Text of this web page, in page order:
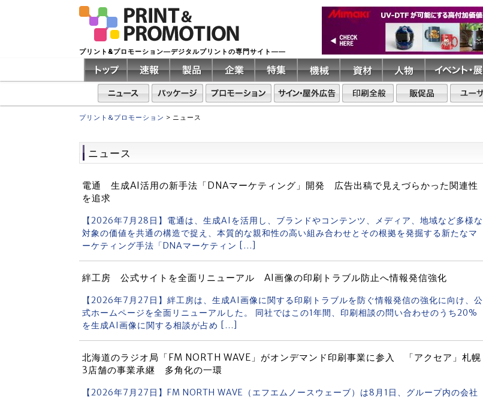
プリント&プロモーション―デジタルプリントの専門サイト――
プリント&プロモーション > ニュース
ニュース
電通 生成AI活用の新手法「DNAマーケティング」開発 広告出稿で見えづらかった関連性
を追求
【2026年7月28日】電通は、生成AIを活用し、ブランドやコンテンツ、メディア、地域など多様な
対象の価値を共通の構造で捉え、本質的な親和性の高い組み合わせとその根拠を発掘する新たなマ
ーケティング手法「DNAマーケティン […]
絆工房 公式サイトを全面リニューアル AI画像の印刷トラブル防止へ情報発信強化
【2026年7月27日】絆工房は、生成AI画像に関する印刷トラブルを防ぐ情報発信の強化に向け、公
式ホームページを全面リニューアルした。 同社ではこの1年間、印刷相談の問い合わせのうち20%
を生成AI画像に関する相談が占め […]
北海道のラジオ局「FM NORTH WAVE」がオンデマンド印刷事業に参入 「アクセア」札幌
3店舗の事業承継 多角化の一環
【2026年7月27日】FM NORTH WAVE（エフエムノースウェーブ）は8月1日、グループ内の会社